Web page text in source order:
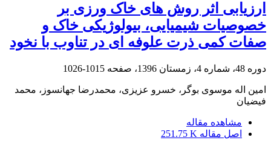
ارزیابی اثر روش های خاک ورزی بر
خصوصیات شیمیایی، بیولوژیکی خاک و
صفات کمی ذرت علوفه ای در تناوب با نخود
دوره 48، شماره 4، زمستان 1396، صفحه 1015-1026
امین اله موسوی بوگر، خسرو عزیزی، محمدرضا جهانسوز، محمد
فیضیان
مشاهده مقاله
اصل مقاله 251.75 K